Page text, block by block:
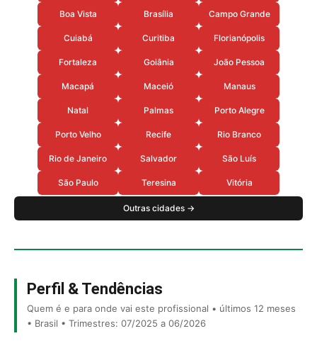
Boa Vista Brasília Campo Grande
Cuiabá Curitiba Florianópolis
Fortaleza Goiânia João Pessoa
Macapá Maceió Manaus
Natal Palmas Porto Alegre
Porto Velho Recife Rio Branco
Rio de Janeiro Salvador São Luís
São Paulo Teresina Vitória
Outras cidades →
Perfil & Tendências
Quem é e para onde vai este profissional • últimos 12 meses
• Brasil • Trimestres: 07/2025 a 06/2026